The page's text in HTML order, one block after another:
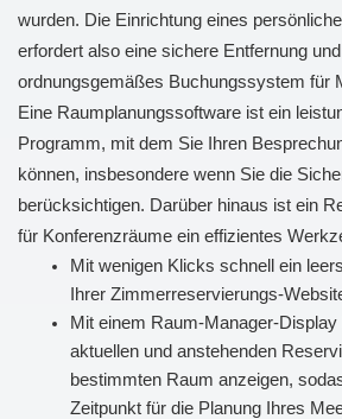
wurden. Die Einrichtung eines
erfordert also eine sichere Entfernung
ordnungsgemäßes Buchungssystem für
Eine Raumplanungssoftware ist ein
Programm, mit dem Sie Ihren
können, insbesondere wenn Sie die
berücksichtigen. Darüber hinaus ist ein
für Konferenzräume ein effizientes
Mit wenigen Klicks schnell ein
Ihrer Zimmerreservierungs-
Mit einem Raum-Manager-Display
aktuellen und anstehenden
bestimmten Raum anzeigen,
Zeitpunkt für die Planung Ihres